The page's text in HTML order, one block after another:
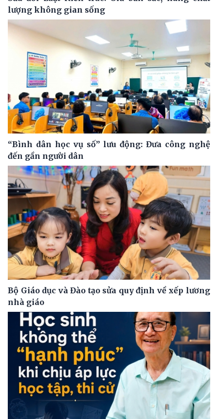
lượng không gian sống
“Bình dân học vụ số” lưu động: Đưa công nghệ
đến gần người dân
Bộ Giáo dục và Đào tạo sửa quy định về xếp lương
nhà giáo